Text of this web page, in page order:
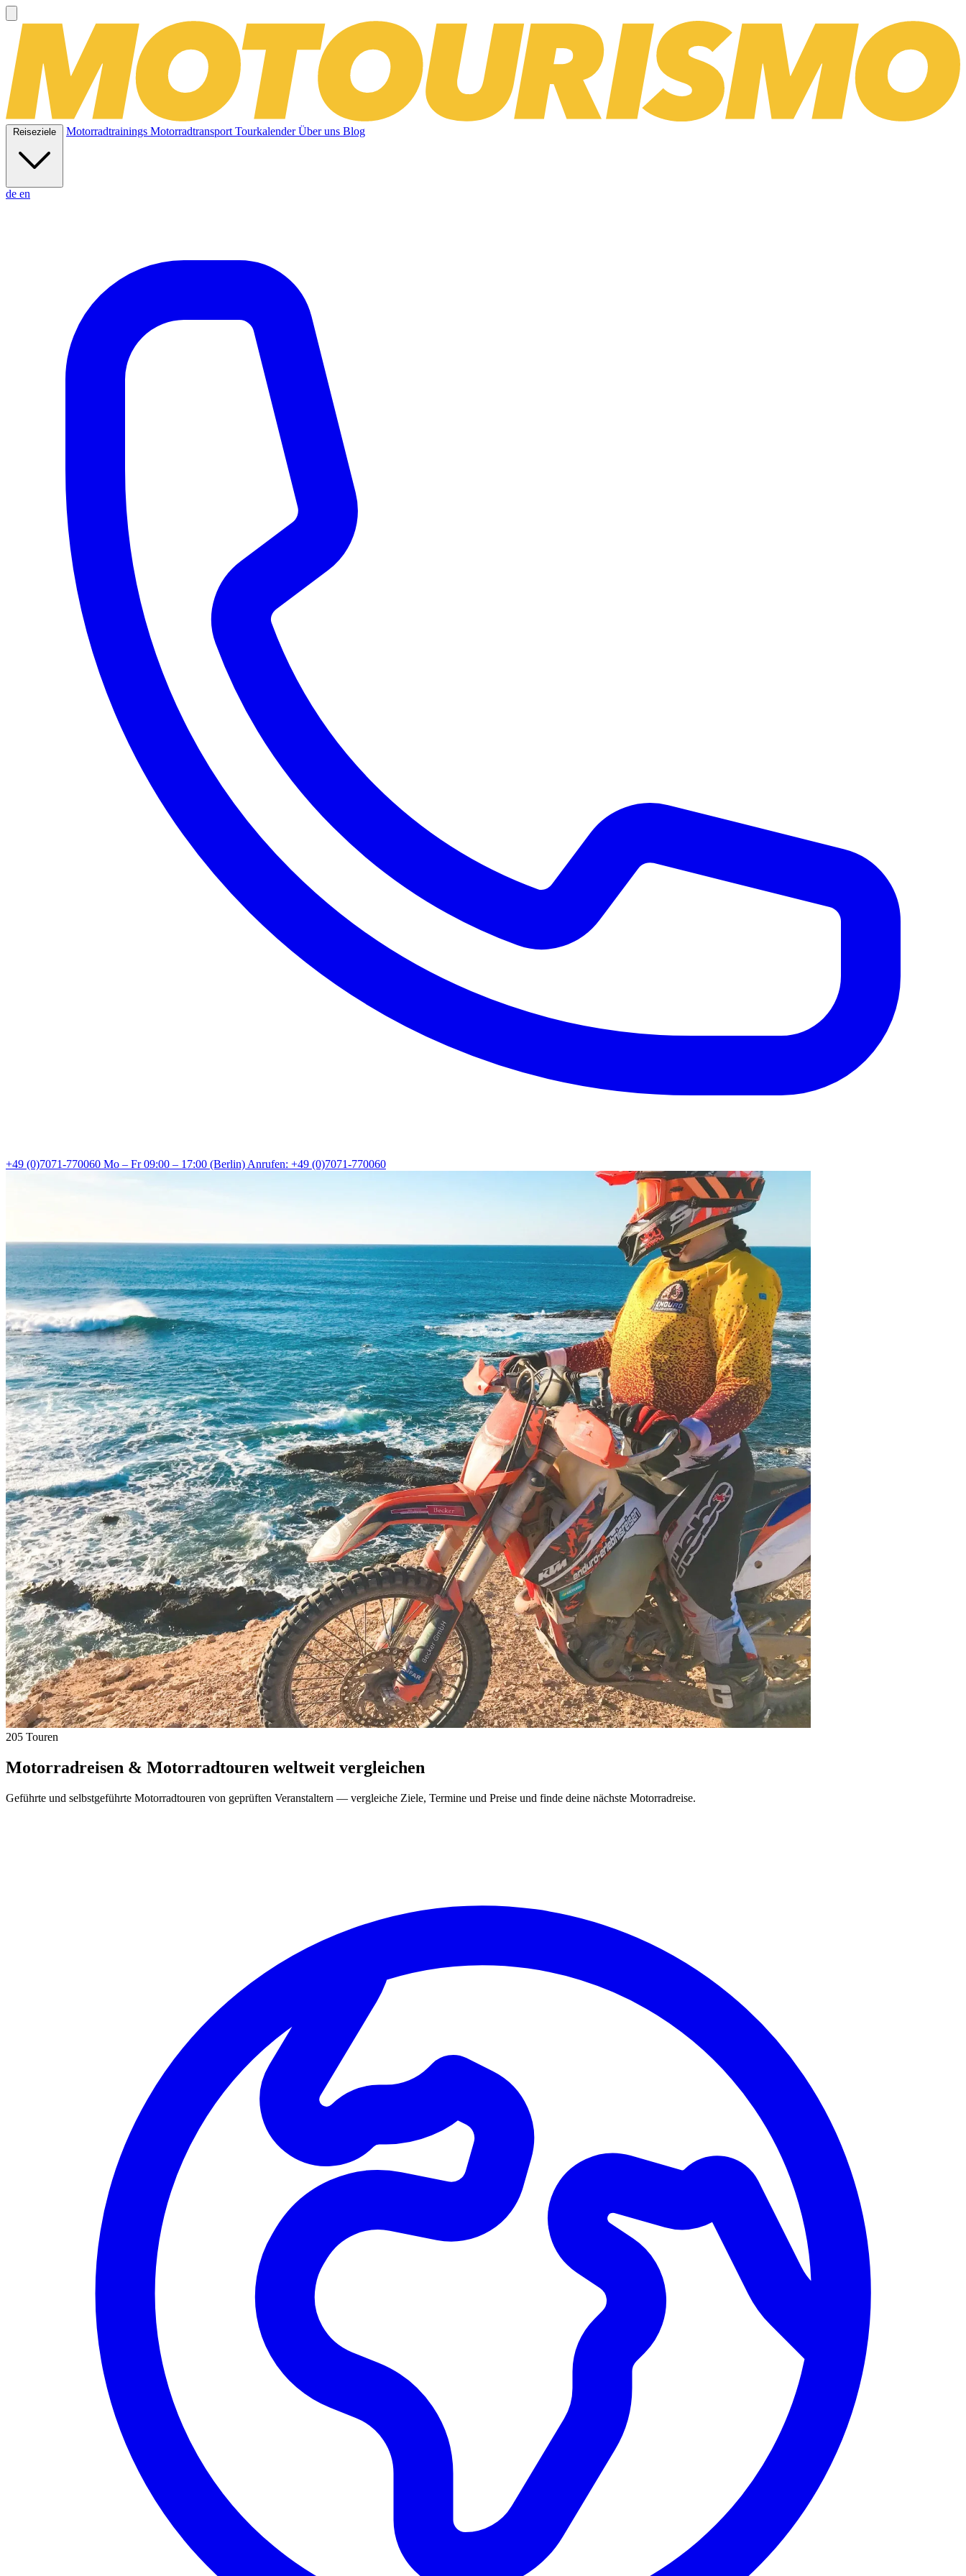
Reiseziele Motorradtrainings Motorradtransport TourkalenderÜber uns Blog
de en
+49 (0)7071-770060 Mo – Fr 09:00 – 17:00 (Berlin) Anrufen: +49 (0)7071-770060
205 Touren
Motorradreisen & Motorradtouren weltweit vergleichen
Geführte und selbstgeführte Motorradtouren von geprüften Veranstaltern — vergleiche Ziele, Termine und Preise und finde deine nächste Motorradreise.